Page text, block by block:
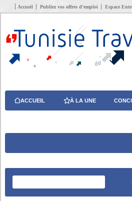
Accueil Publiez vos offres d’emploi Espace
ACCUEIL À LA UNE